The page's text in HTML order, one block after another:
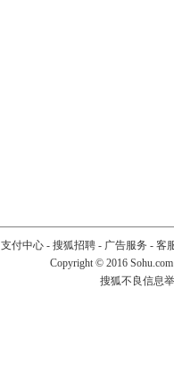
支付中心- 搜狐招聘- 广告服务 - 客
Copyright © 2016
搜狐不良信息